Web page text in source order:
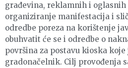
građevina, reklamnih i oglasnih
organiziranje manifestacija i
odredbe poreza na korištenje
obuhvatit će se i odredbe o
površina za postavu kioska koje
gradonačelnik. Cilj provođenja